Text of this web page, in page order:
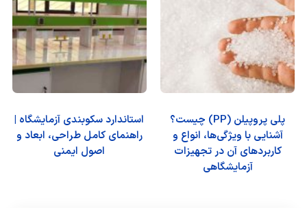
پلی پروپیلن (PP) چیست؟
آشنایی با ویژگی‌ها، انواع و
کاربردهای آن در تجهیزات
آزمایشگاهی
استاندارد سکوبندی آزمایشگاه |
راهنمای کامل طراحی، ابعاد و
اصول ایمنی